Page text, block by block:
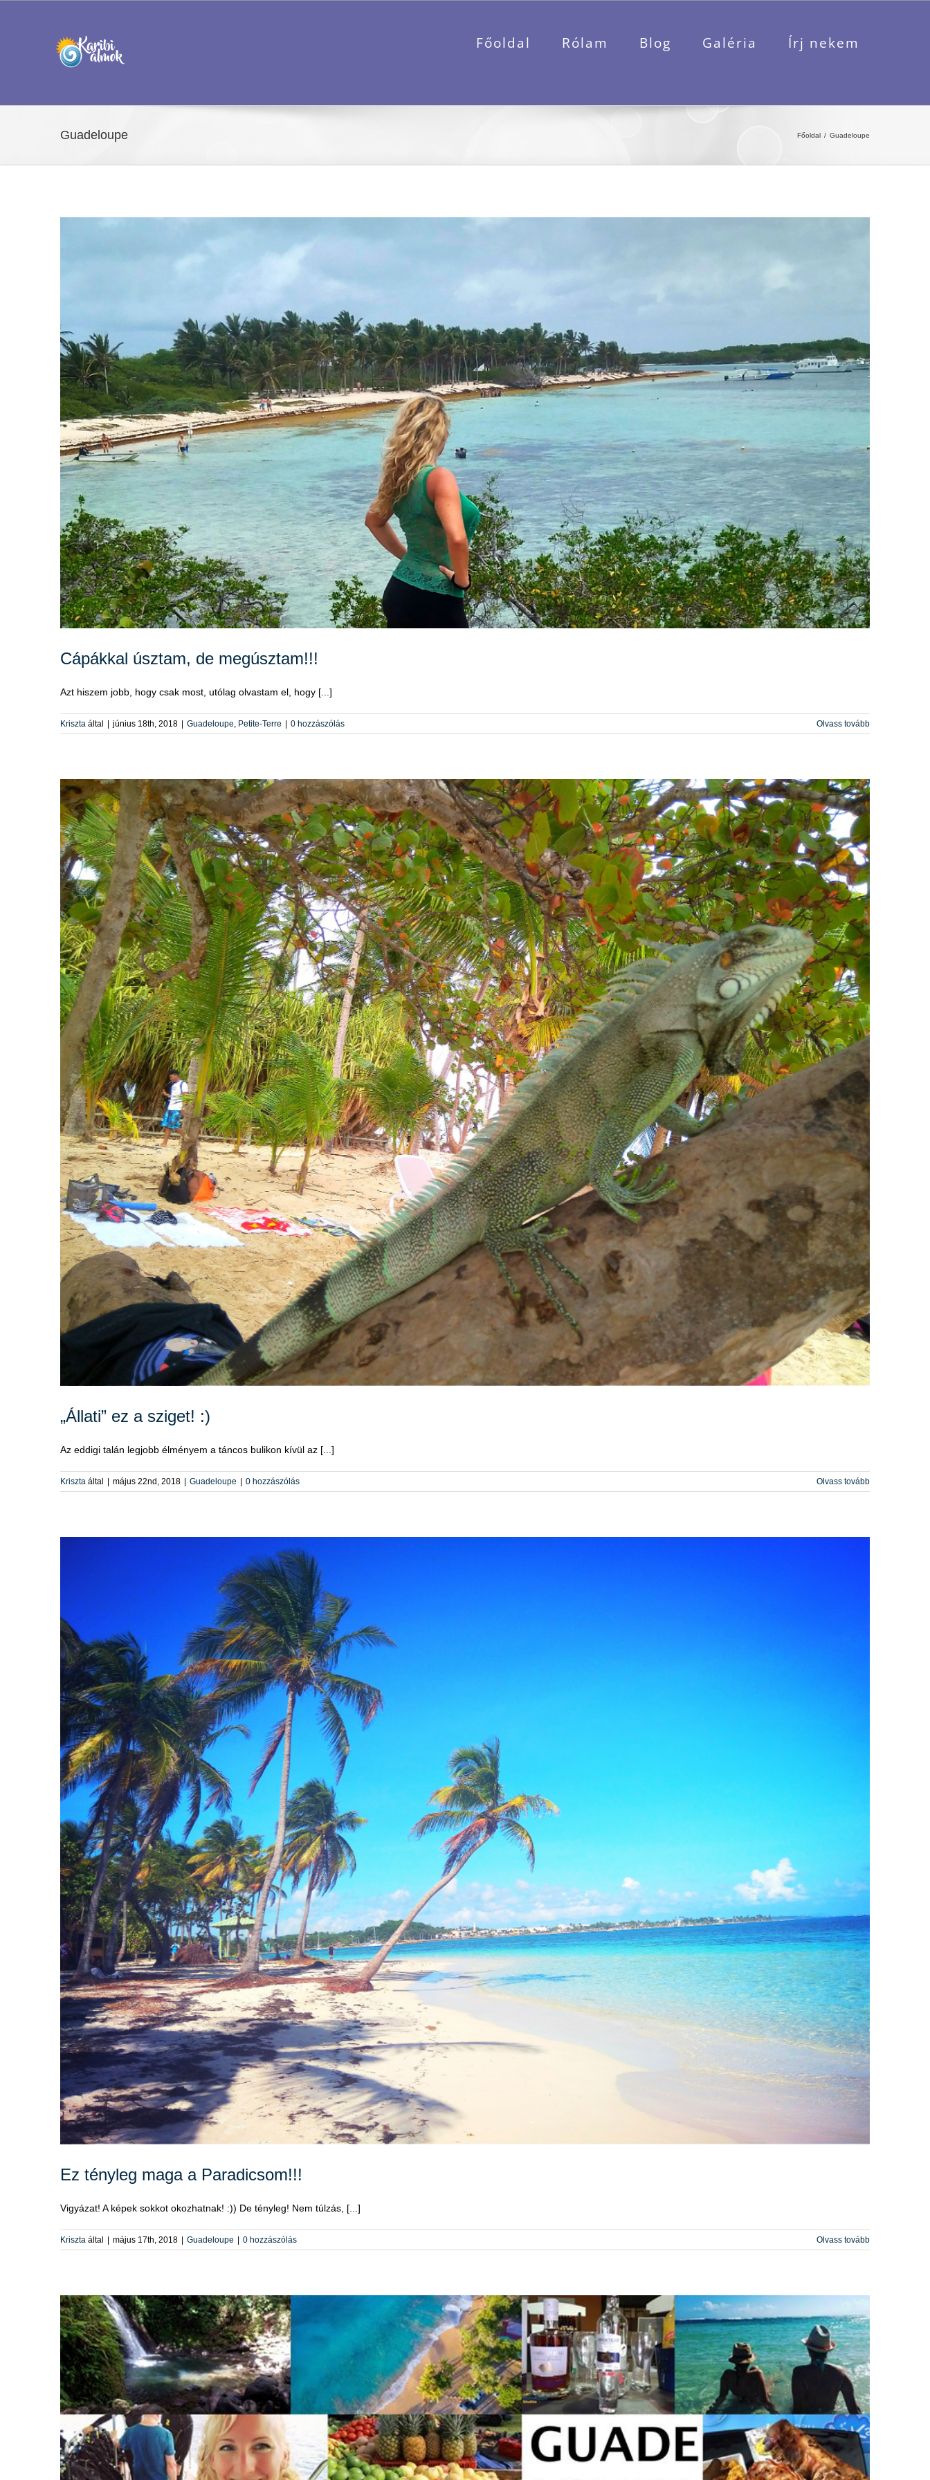
Főoldal Rólam Blog Galéria Írj nekem
Guadeloupe Főoldal Guadeloupe
Cápákkal úsztam, de megúsztam!!!
Azt hiszem jobb, hogy csak most, utólag olvastam el, hogy [...]
Kriszta által | június 18th, 2018 | Guadeloupe Petite-Terre | 0 hozzászólás Olvass tovább
„Állati” ez a sziget! :)
Az eddigi talán legjobb élményem a táncos bulikon kívül az [...]
Kriszta által május 22nd, 2018 Guadeloupe 0 hozzászólás Olvass tovább
Ez tényleg maga a Paradicsom!!!
Vigyázat! A képek sokkot okozhatnak! :)) De tényleg! Nem túlzás, [...]
Kriszta által | május 17th, 2018 | Guadeloupe | 0 hozzászólás Olvass tovább